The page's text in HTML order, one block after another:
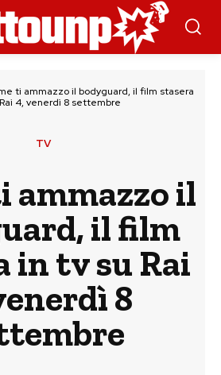
ti ammazzo il bodyguard, il film stasera
4, venerdì 8 settembre
TV
ammazzo il
il film
in tv su Rai
8